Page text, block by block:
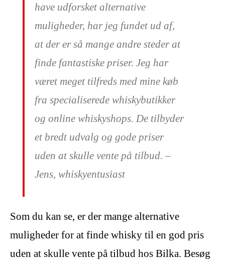
have udforsket alternative
muligheder, har jeg fundet ud af,
at der er så mange andre steder at
finde fantastiske priser. Jeg har
været meget tilfreds med mine køb
fra specialiserede whiskybutikker
og online whiskyshops. De tilbyder
et bredt udvalg og gode priser
uden at skulle vente på tilbud. –
Jens, whiskyentusiast
Som du kan se, er der mange alternative
muligheder for at finde whisky til en god pris
uden at skulle vente på tilbud hos Bilka. Besøg